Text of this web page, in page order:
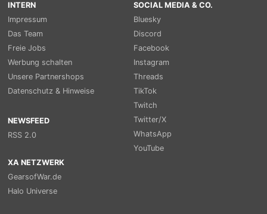
INTERN
Impressum
Das Team
Freie Jobs
Werbung schalten
Unsere Partnershops
Datenschutz & Hinweise
NEWSFEED
RSS 2.0
SOCIAL MEDIA & CO.
Bluesky
Discord
Facebook
Instagram
Threads
TikTok
Twitch
Twitter/X
WhatsApp
YouTube
XA NETZWERK
GearsofWar.de
Halo Universe